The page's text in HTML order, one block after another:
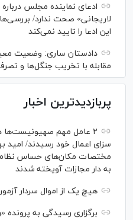
ادعای نماینده مجلس
لاریجانی» صحت ندارد/
این ادعا را تایید نمی‌کند
دادستان ساری: وضعیت
مقابله با تخریب جنگل‌ها و
پربازدیدترین اخبار
سزای اعمال خود رسیدند/ امید
مختصات مکان‌های حساس
به دار مجازات آویخته شدند
هیچ یک از اموال سردار
برگزاری رسیدگی به